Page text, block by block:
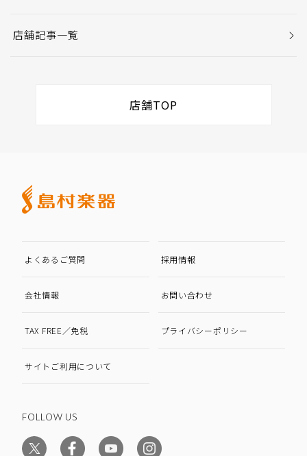
店舗記事一覧
店舗TOP
よくあるご質問 採用情報
会社情報 お問い合わせ
TAX FREE／免税 プライバシーポリシー
サイトご利用について
FOLLOW US